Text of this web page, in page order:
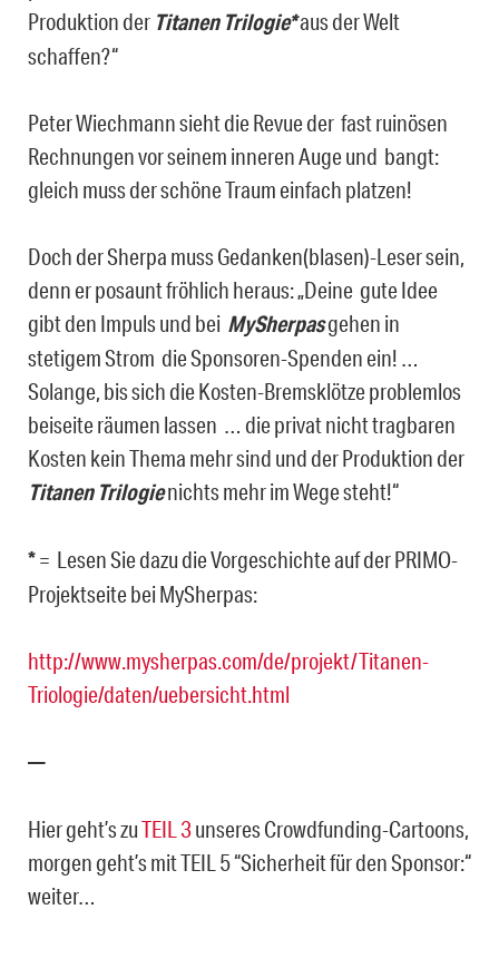
Produktion der Titanen Trilogie*aus der Welt
schaffen?“
Peter Wiechmann sieht die Revue der fast ruinösen
Rechnungen vor seinem inneren Auge und bangt:
gleich muss der schöne Traum einfach platzen!
Doch der Sherpa muss Gedanken(blasen)-Leser sein,
denn er posaunt fröhlich heraus: „Deine gute Idee
gibt den Impuls und bei MySherpasgehen in
stetigem Strom die Sponsoren-Spenden ein! …
Solange, bis sich die Kosten-Bremsklötze problemlos
beiseite räumen lassen … die privat nicht tragbaren
Kosten kein Thema mehr sind und der Produktion der
Titanen Trilogienichts mehr im Wege steht!“
*= Lesen Sie dazu die Vorgeschichte auf der PRIMO-
Projektseite bei MySherpas:
http://www.mysherpas.com/de/projekt/Titanen-
Triologie/daten/uebersicht.html
—
Hier geht’s zuTEIL 3unseres Crowdfunding-Cartoons,
morgen geht’s mit TEIL 5 “Sicherheit für den Sponsor:“
weiter…